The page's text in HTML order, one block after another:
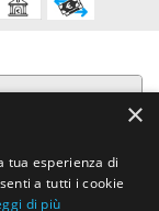
×
tua esperienza di
a tutti i cookie
di più